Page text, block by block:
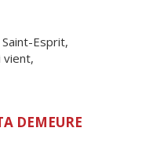
Esprit,
vient,
DEMEURE